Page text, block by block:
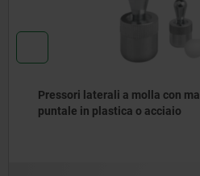
Supporto eccentrico con